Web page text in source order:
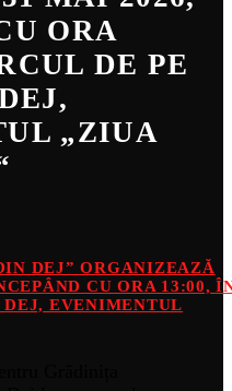
ORA
DE PE
„ZIUA
DEJ” ORGANIZEAZĂ
CU ORA 13:00,
EVENIMENTUL